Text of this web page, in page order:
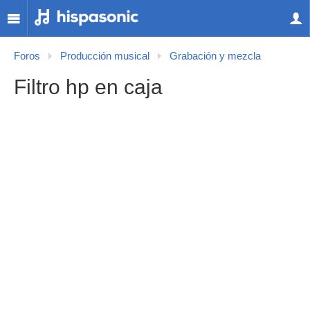
Foros Producción musical Grabación y mezcla
Filtro hp en caja